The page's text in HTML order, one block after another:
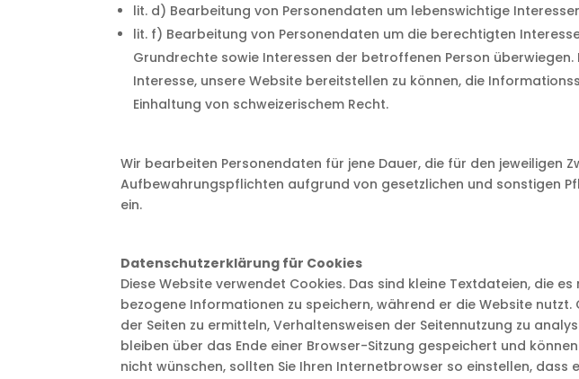
lit. d) Bearbeitung von Personendaten um lebenswichtige
lit. f) Bearbeitung von Personendaten um die berechtigten
Grundrechte sowie Interessen der betroffenen Person
Interesse, unsere Website bereitstellen zu können, die
Einhaltung von schweizerischem Recht.
Wir bearbeiten Personendaten für jene Dauer, die für den jeweiligen
Aufbewahrungspflichten aufgrund von gesetzlichen und sonstigen
ein.
Datenschutzerklärung für Cookies
Diese Website verwendet Cookies. Das sind kleine Textdateien, die
bezogene Informationen zu speichern, während er die Website
der Seiten zu ermitteln, Verhaltensweisen der Seitennutzung zu
bleiben über das Ende einer Browser-Sitzung gespeichert und
nicht wünschen, sollten Sie Ihren Internetbrowser so einstellen, dass